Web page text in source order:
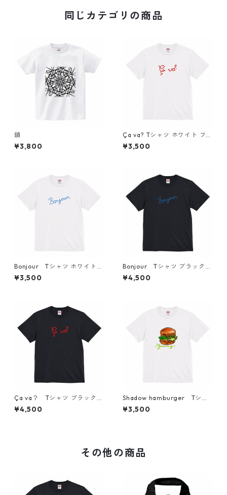
同じカテゴリの商品
鎖
¥3,800
Ça va? Tシャツ ホワイト フラ
ンス語 筆記体 アートデザイン
Tシャツ simple fashionable
¥3,500
Bonjour Tシャツ ホワイト
フランス語 筆記体 アートデザ
インTシャツ simple fashiona
¥3,500
Bonjour Tシャツ ブラック
フランス語 筆記体 アートデザ
インTシャツ simple fashiona
¥4,500
Ça va？ Tシャツ ブラック
フランス語 筆記体 アートデザ
インTシャツ simple fashiona
¥4,500
Shadow hamburger Tシャ
ツ ホワイト アートデザイ
ンTシャツ simple fashionabl
¥3,500
その他の商品